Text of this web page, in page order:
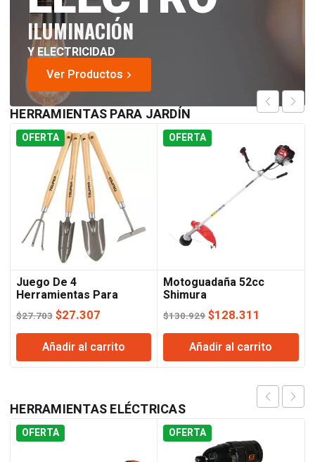
ILUMINACIÓN
Y ELECTRICIDAD
Ver Productos
HERRAMIENTASPARA JARDÍN
OFERTA
Juego De 4
Herramientas Para
Jardín Truper
$27.703 El
precio
original
era:
$27.307
precio
actual
es:
Añadir al carrito
OFERTA
Motoguadaña 52cc
Shimura
$130.929El
precio
original
era:
$130.929.
$128.311
precio
actual
es:
$128.311.
Añadir al carrito
HERRAMIENTASELÉCTRICAS
OFERTA OFERTA